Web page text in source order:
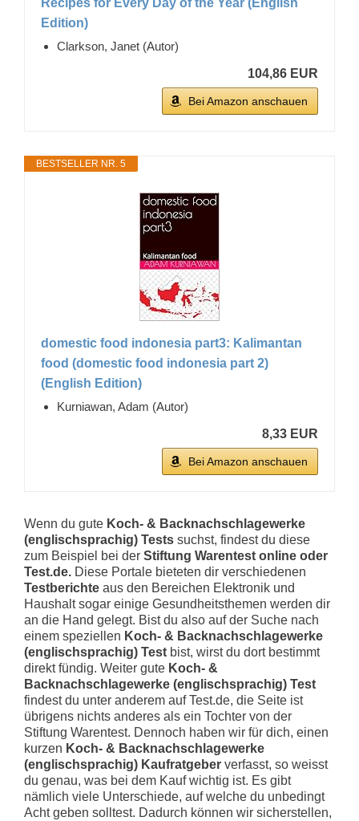
Recipes for Every Day of the Year (English
Edition)
Clarkson, Janet (Autor)
104,86 EUR
Bei Amazon anschauen
BESTSELLER NR. 5
domestic food indonesia part3: Kalimantan
food (domestic food indonesia part 2)
(English Edition)
Kurniawan, Adam (Autor)
8,33 EUR
Bei Amazon anschauen
Wenn du gute Koch- & Backnachschlagewerke
(englischsprachig) Tests suchst, findest du diese
zum Beispiel bei der Stiftung Warentest online oder
Test.de. Diese Portale bieteten dir verschiedenen
Testberichte aus den Bereichen Elektronik und
Haushalt sogar einige Gesundheitsthemen werden dir
an die Hand gelegt. Bist du also auf der Suche nach
einem speziellen Koch- & Backnachschlagewerke
(englischsprachig) Test bist, wirst du dort bestimmt
direkt fündig. Weiter gute Koch- &
Backnachschlagewerke (englischsprachig) Test
findest du unter anderem auf Test.de, die Seite ist
übrigens nichts anderes als ein Tochter von der
Stiftung Warentest. Dennoch haben wir für dich, einen
kurzen Koch- & Backnachschlagewerke
(englischsprachig) Kaufratgeber verfasst, so weisst
du genau, was bei dem Kauf wichtig ist. Es gibt
nämlich viele Unterschiede, auf welche du unbedingt
Acht geben solltest. Dadurch können wir sicherstellen,